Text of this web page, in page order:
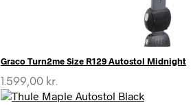
Graco Turn2me Size R129 Autostol Midnight
1.599,00 kr.